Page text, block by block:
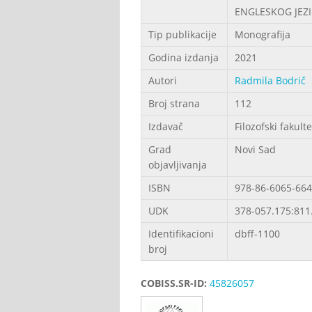
ENGLESKOG
Tip publikacije
Monografija
Godina izdanja
2021
Autori
Radmila Bodrič
Broj strana
112
Izdavač
Filozofski
Grad
objavljivanja
Novi Sad
ISBN
978-86-6065-
UDK
378-
Identifikacioni
broj
dbff-1100
COBISS.SR-ID: 45826057